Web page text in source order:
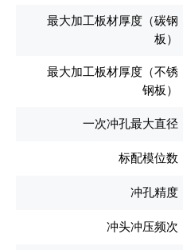
最大加工板材厚度（碳钢
板）
最大加工板材厚度（不锈
钢板）
一次冲孔最大直径
标配模位数
冲孔精度
冲头冲压频次